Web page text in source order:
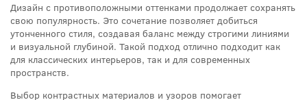
Дизайн с противоположными оттенками продолжает сохранять
свою популярность. Это сочетание позволяет добиться
утонченного стиля, создавая баланс между строгими линиями
и визуальной глубиной. Такой подход отлично подходит как
для классических интерьеров, так и для современных
пространств.
Выбор контрастных материалов и узоров помогает